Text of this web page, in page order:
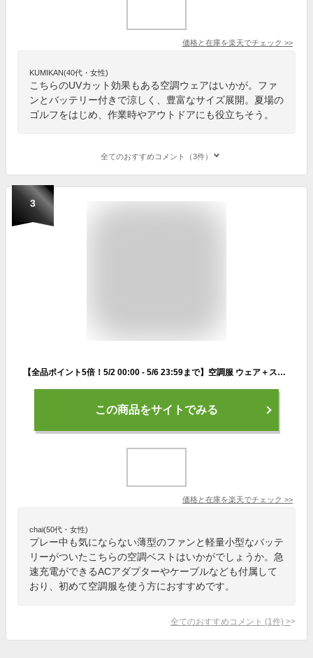
価格と在庫を楽天でチェック >>
KUMIKAN(40代・女性)
こちらのUVカット効果もある空調ウェアはいかが。ファ
ンとバッテリー付きで涼しく、豊富なサイズ展開。夏場の
ゴルフをはじめ、作業時やアウトドアにも役立ちそう。
全てのおすすめコメント（3件）
3
【全品ポイント5倍！5/2 00:00 - 5/6 23:59まで】空調服 ウェア＋スターターキット セットベスト KU92250小型バッテリー 薄型ファン SKNA301 ゴルフ
この商品をサイトでみる
価格と在庫を楽天でチェック >>
chai(50代・女性)
プレー中も気にならない薄型のファンと軽量小型なバッテ
リーがついたこちらの空調ベストはいかがでしょうか。急
速充電ができるACアダプターやケーブルなども付属して
おり、初めて空調服を使う方におすすめです。
全てのおすすめコメント (1 件) >